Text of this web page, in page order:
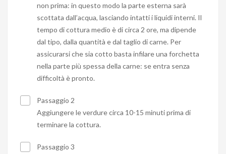
non prima: in questo modo la parte esterna sarà
scottata dall’acqua, lasciando intatti i liquidi interni. Il
tempo di cottura medio è di circa 2 ore, ma dipende
dal tipo, dalla quantità e dal taglio di carne. Per
assicurarsi che sia cotto basta infilare una forchetta
nella parte più spessa della carne: se entra senza
difficoltà è pronto.
Passaggio 2
Aggiungere le verdure circa 10-15 minuti prima di
terminare la cottura.
Passaggio 3